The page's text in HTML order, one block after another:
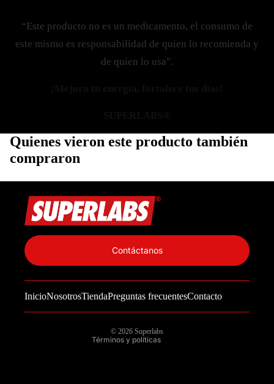
“Este producto no es un medicamento, el consumo de
este mismo es responsabilidad de quien lo recomienda y
de quien lo usa”.
Quienes vieron este producto también
compraron
InicioNosotrosTiendaPreguntas frecuentesContacto
Contáctanos
© 2026 Superlabs
Términos y políticas
Información de contacto
Política de reembolso
Términos del servicio
Política de envío